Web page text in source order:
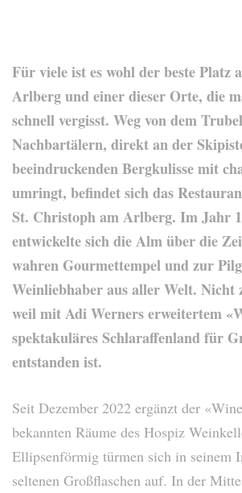
Für viele ist es wohl der beste Platz
Arlberg und einer dieser Orte, die
schnell vergisst. Weg von dem
Nachbartälern, direkt an der
beeindruckenden Bergkulisse mit
umringt, befindet sich das
St. Christoph am Arlberg. Im Jahr
entwickelte sich die Alm über die
wahren Gourmettempel und zur
Weinliebhaber aus aller Welt. Nicht
weil mit Adi Werners erweitertem
spektakuläres Schlaraffenland für
entstanden ist.
Seit Dezember 2022 ergänzt der
bekannten Räume des Hospiz
Ellipsenförmig türmen sich in seinem
seltenen Großflaschen auf. In der